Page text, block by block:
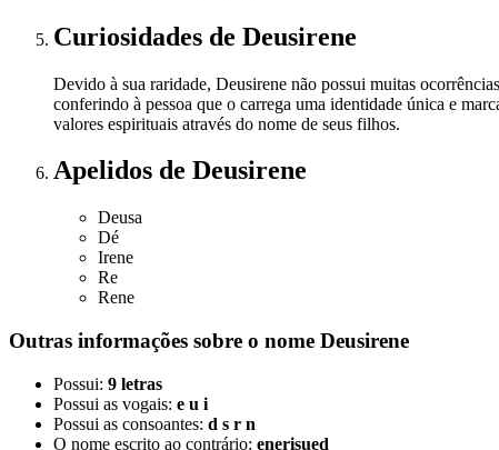
Curiosidades de Deusirene
Devido à sua raridade, Deusirene não possui muitas
conferindo à pessoa que o carrega uma identidade única e
valores espirituais através do nome de seus filhos.
Apelidos de Deusirene
Deusa
Dé
Irene
Re
Rene
Outras informações sobre o nome Deusirene
Possui: 9 letras
Possui as vogais: e u i
Possui as consoantes: d s r n
O nome escrito ao contrário: enerisued